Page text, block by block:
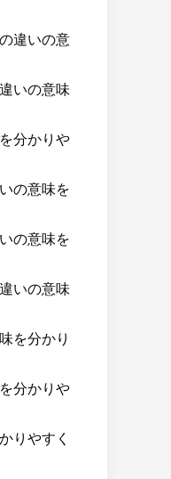
違いの意
いの意味
分かりや
の意味を
の意味を
いの意味
を分かり
分かりや
りやすく